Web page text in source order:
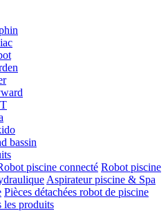
bassin
piscine connecté Robot piscine
Aspirateur piscine & Spa
Pièces détachées robot de piscine
les produits